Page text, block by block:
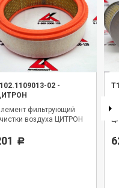
02 -
фильтрующий
воздуха ЦИТРОН
Р